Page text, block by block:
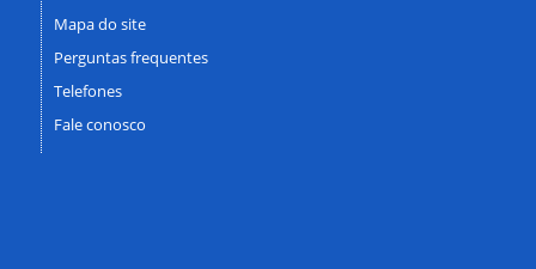
Mapa do site
Perguntas frequentes
Telefones
Fale conosco